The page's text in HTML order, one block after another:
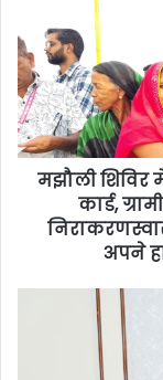
मझौली
कार्ड,
अपने